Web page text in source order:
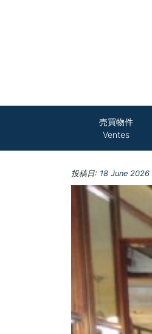
売買物件
Ventes
投稿日: 18 June 2026